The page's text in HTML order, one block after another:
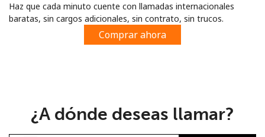
Haz que cada minuto cuente con llamadas internacionales
baratas, sin cargos adicionales, sin contrato, sin trucos.
Comprar ahora
¿A dónde deseas llamar?